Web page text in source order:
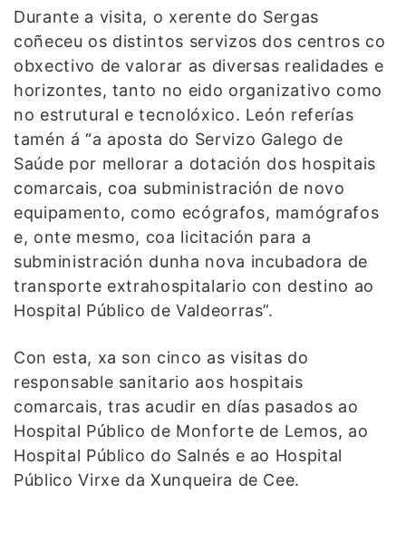
Durante a visita, o xerente do Sergas
coñeceu os distintos servizos dos centros co
obxectivo de valorar as diversas realidades e
horizontes, tanto no eido organizativo como
no estrutural e tecnolóxico. León referías
tamén á “a aposta do Servizo Galego de
Saúde por mellorar a dotación dos hospitais
comarcais, coa subministración de novo
equipamento, como ecógrafos, mamógrafos
e, onte mesmo, coa licitación para a
subministración dunha nova incubadora de
transporte extrahospitalario con destino ao
Hospital Público de Valdeorras”.
Con esta, xa son cinco as visitas do
responsable sanitario aos hospitais
comarcais, tras acudir en días pasados ao
Hospital Público de Monforte de Lemos, ao
Hospital Público do Salnés e ao Hospital
Público Virxe da Xunqueira de Cee.